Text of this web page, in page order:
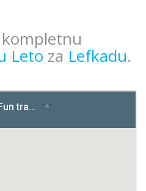
Leto za Lefkadu.